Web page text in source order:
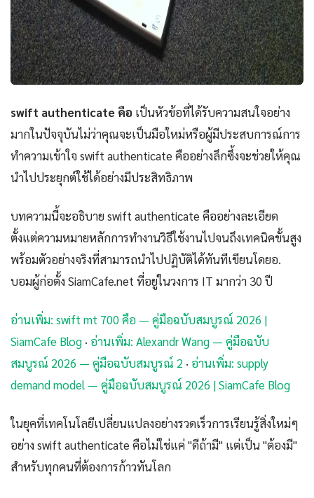
swift authenticate คือ เป็นหัวข้อที่ได้รับความสนใจอย่าง
มากในปัจจุบันไม่ว่าคุณจะเป็นมือใหม่หรือผู้มีประสบการณ์การ
ทำความเข้าใจ swift authenticate คืออย่างลึกซึ้งจะช่วยให้คุณ
นำไปประยุกต์ใช้ได้อย่างมีประสิทธิภาพ
บทความนี้จะอธิบาย swift authenticate คืออย่างละเอียด
ตั้งแต่ความหมายหลักการทำงานวิธีใช้งานไปจนถึงเทคนิคขั้นสูง
พร้อมตัวอย่างจริงที่สามารถนำไปปฏิบัติได้ทันทีเขียนโดยอ.
บอมผู้ก่อตั้ง SiamCafe.net ที่อยู่ในวงการ IT มากว่า 30 ปี
อ่านเพิ่ม: swift mt 700 คือ — คู่มือฉบับสมบูรณ์ 2026 |
SiamCafe Blog · อ่านเพิ่ม: Alexandr Wang — คู่มือฉบับ
สมบูรณ์ 2026 — คู่มือฉบับสมบูรณ์ 2 · อ่านเพิ่ม: supply
demand model — คู่มือฉบับสมบูรณ์ 2026 | SiamCafe Blog
ในยุคที่เทคโนโลยีเปลี่ยนแปลงอย่างรวดเร็วการเรียนรู้สิ่งใหม่ๆ
อย่าง swift authenticate คือไม่ใช่แค่ "ดีถ้ามี" แต่เป็น "ต้องมี"
สำหรับทุกคนที่ต้องการก้าวทันโลก